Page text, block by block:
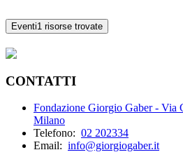
Eventi1 risorse trovate
CONTATTI
Fondazione Giorgio Gaber -
Milano
Telefono: 02 202334
Email: info@giorgiogaber.it